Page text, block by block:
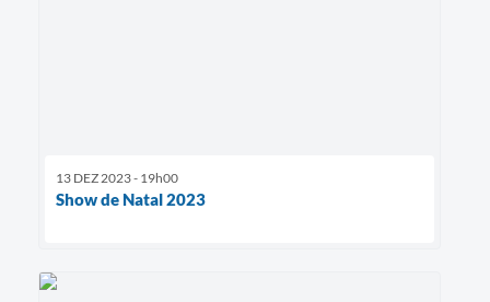
13 DEZ 2023 - 19h00
Show de Natal 2023